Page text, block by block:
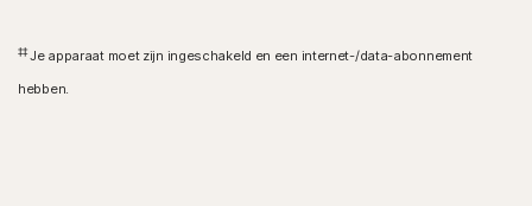
‡‡Je apparaat moet zijn ingeschakeld en een internet-/data-abonnement
hebben.